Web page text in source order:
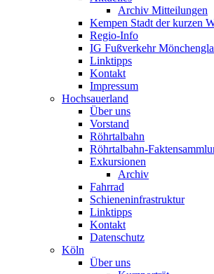
Archiv Mitteilungen
Kempen Stadt der kurzen
Regio-Info
IG Fußverkehr
Linktipps
Kontakt
Impressum
Hochsauerland
Über uns
Vorstand
Röhrtalbahn
Röhrtalbahn-
Exkursionen
Archiv
Fahrrad
Schieneninfrastruktur
Linktipps
Kontakt
Datenschutz
Köln
Über uns